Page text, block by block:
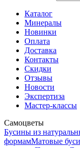
Каталог
Минералы
Новинки
Оплата
Доставка
Контакты
Скидки
Отзывы
Новости
Экспертиза
Мастер-классы
Самоцветы
Бусины из
формамМатовые